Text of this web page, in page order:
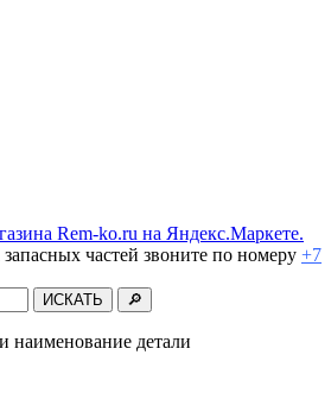
частей звоните по номеру +7
наименование детали